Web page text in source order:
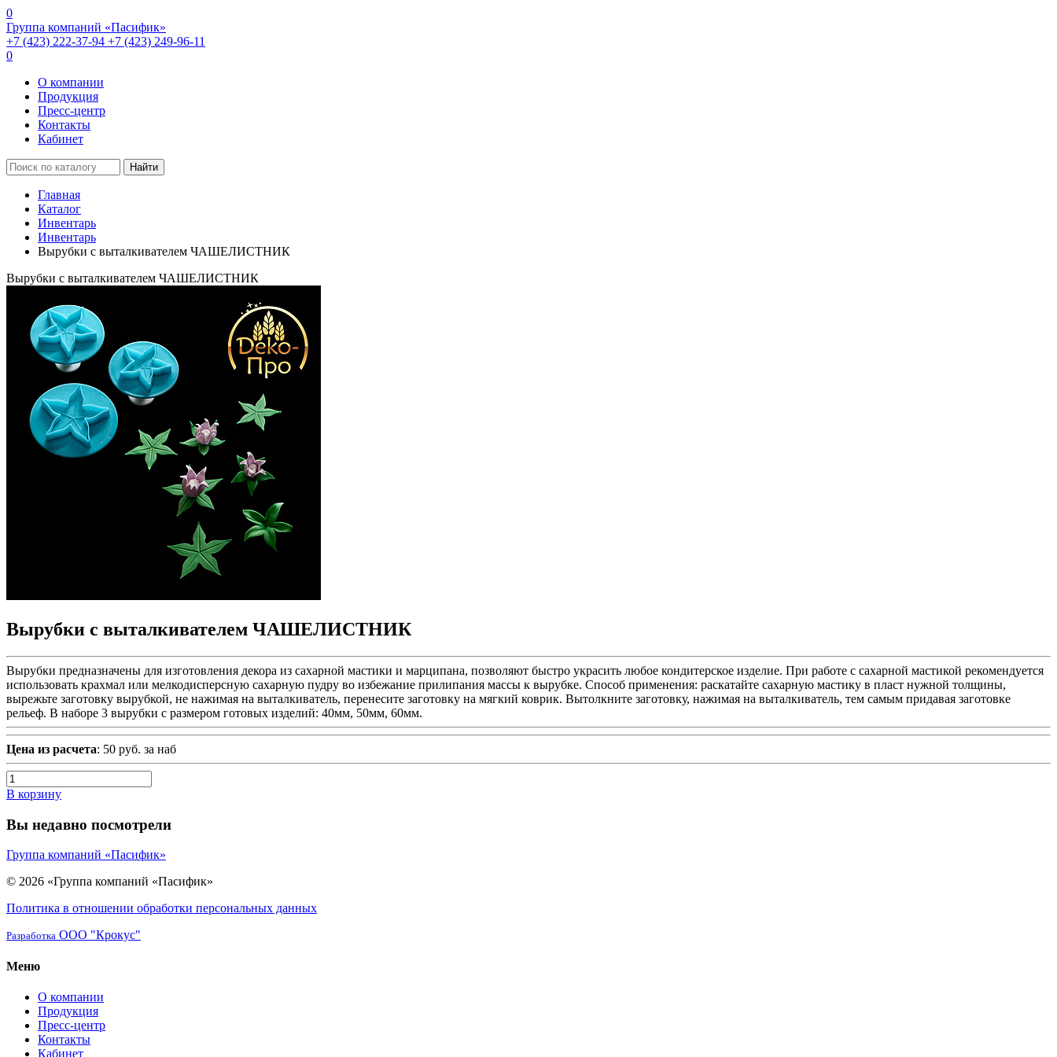
0
Группа компаний «Пасифик»
+7 (423) 222-37-94 +7 (423) 249-96-11
0
О компании
Продукция
Пресс-центр
Контакты
Кабинет
Найти
Главная
Каталог
Инвентарь
Инвентарь
Вырубки с выталкивателем ЧАШЕЛИСТНИК
Вырубки с выталкивателем ЧАШЕЛИСТНИК
Вырубки с выталкивателем ЧАШЕЛИСТНИК
Вырубки предназначены для изготовления декора из сахарной мастики и марципана, позволяют быстро украсить любое кондитерское изделие. При работе с сахарной мастикой рекомендуется
использовать крахмал или мелкодисперсную сахарную пудру во избежание прилипания массы к вырубке. Способ применения: раскатайте сахарную мастику в пласт нужной толщины,
вырежьте заготовку вырубкой, не нажимая на выталкиватель, перенесите заготовку на мягкий коврик. Вытолкните заготовку, нажимая на выталкиватель, тем самым придавая заготовке
рельеф. В наборе 3 вырубки с размером готовых изделий: 40мм, 50мм, 60мм.
Цена из расчета: 50 руб. за наб
В корзину
Вы недавно посмотрели
Группа компаний «Пасифик»
© 2026 «Группа компаний «Пасифик»
Политика в отношении обработки персональных данных
Разработка ООО "Крокус"
Меню
О компании
Продукция
Пресс-центр
Контакты
Кабинет